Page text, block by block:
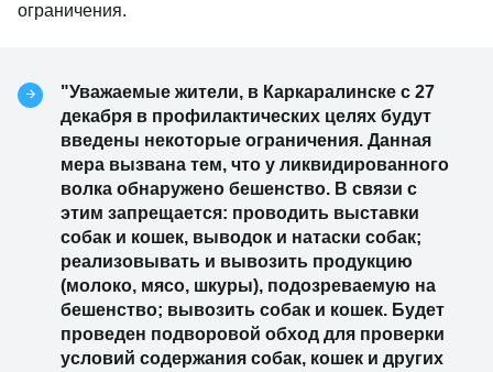
ограничения.
"Уважаемые жители, в Каркаралинске с 27
декабря в профилактических целях будут
введены некоторые ограничения. Данная
мера вызвана тем, что у ликвидированного
волка обнаружено бешенство. В связи с
этим запрещается: проводить выставки
собак и кошек, выводок и натаски собак;
реализовывать и вывозить продукцию
(молоко, мясо, шкуры), подозреваемую на
бешенство; вывозить собак и кошек. Будет
проведен подворовой обход для проверки
условий содержания собак, кошек и других